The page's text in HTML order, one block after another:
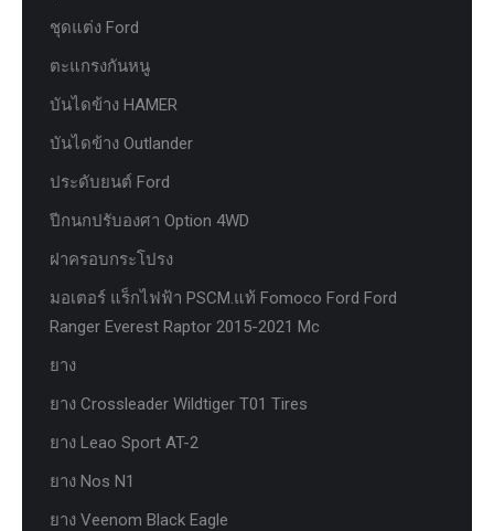
ชุดแต่ง Ford
ตะแกรงกันหนู
บันไดข้าง HAMER
บันไดข้าง Outlander
ประดับยนต์ Ford
ปีกนกปรับองศา Option 4WD
ฝาครอบกระโปรง
มอเตอร์ แร็กไฟฟ้า PSCM.แท้ Fomoco Ford Ford
Ranger Everest Raptor 2015-2021 Mc
ยาง
ยาง Crossleader Wildtiger T01 Tires
ยาง Leao Sport AT-2
ยาง Nos N1
ยาง Veenom Black Eagle